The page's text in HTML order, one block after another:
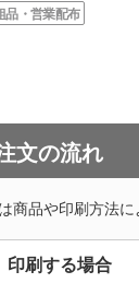
品・営業配布
文の流れ
商品や印刷方法
印刷する場合